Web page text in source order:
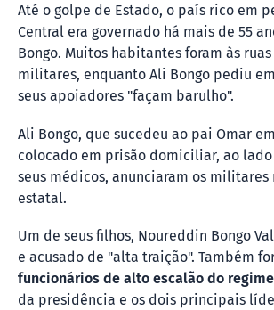
Até o golpe de Estado, o país rico em
Central era governado há mais de 55
Bongo. Muitos habitantes foram às
militares, enquanto Ali Bongo pediu
seus apoiadores "façam barulho".
Ali Bongo, que sucedeu ao pai Omar
colocado em prisão domiciliar, ao
seus médicos, anunciaram os militares
estatal.
Um de seus filhos, Noureddin Bongo
e acusado de "alta traição". Também
funcionários de alto escalão do regime
da presidência e os dois principais